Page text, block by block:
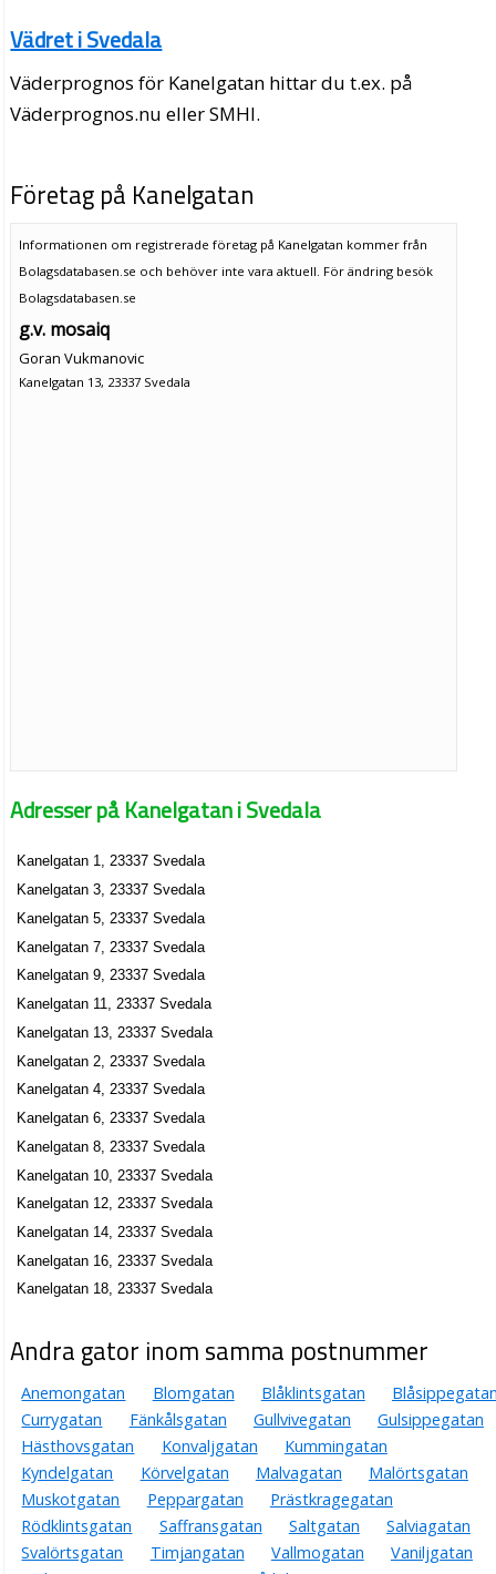
Vädret i Svedala
Väderprognos för Kanelgatan hittar du t.ex. på
Väderprognos.nu eller SMHI.
Företag på Kanelgatan
Informationen om registrerade företag på Kanelgatan kommer från
Bolagsdatabasen.se och behöver inte vara aktuell. För ändring besök
Bolagsdatabasen.se
g.v. mosaiq
Goran Vukmanovic
Kanelgatan 13, 23337 Svedala
Adresser på Kanelgatan i Svedala
Kanelgatan 1, 23337 Svedala
Kanelgatan 3, 23337 Svedala
Kanelgatan 5, 23337 Svedala
Kanelgatan 7, 23337 Svedala
Kanelgatan 9, 23337 Svedala
Kanelgatan 11, 23337 Svedala
Kanelgatan 13, 23337 Svedala
Kanelgatan 2, 23337 Svedala
Kanelgatan 4, 23337 Svedala
Kanelgatan 6, 23337 Svedala
Kanelgatan 8, 23337 Svedala
Kanelgatan 10, 23337 Svedala
Kanelgatan 12, 23337 Svedala
Kanelgatan 14, 23337 Svedala
Kanelgatan 16, 23337 Svedala
Kanelgatan 18, 23337 Svedala
Andra gator inom samma postnummer
Anemongatan Blomgatan Blåklintsgatan
Currygatan
Fänkålsgatan Gullvivegatan
Gulsippegatan
Hästhovsgatan
Konvaljgatan
Kummingatan
Kyndelgatan
Körvelgatan Malvagatan
Malörtsgatan
Muskotgatan
Peppargatan
Prästkragegatan
Rödklintsgatan
Saffransgatan Saltgatan
Salviagatan
Svalörtsgatan
Timjangatan Vallmogatan
Vaniljgatan